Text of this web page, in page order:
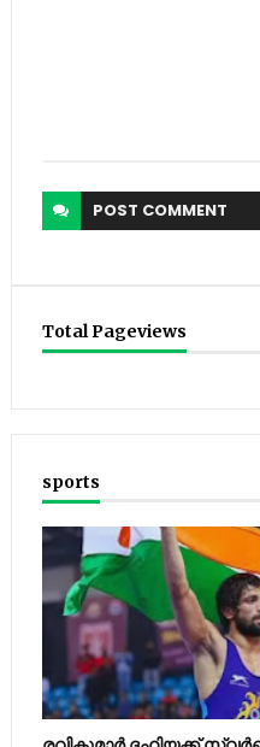
POST COMMENT
Total Pageviews
sports